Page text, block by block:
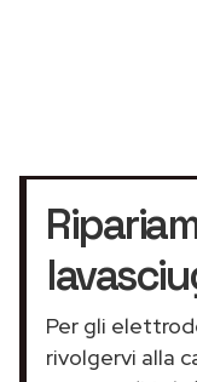
Per gli
rivolgervi alla